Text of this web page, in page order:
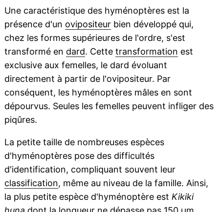
Une caractéristique des hyménoptères est la
présence d'un ovipositeurbien développé qui,
chez les formes supérieures de l'ordre, s'est
transformé en dard. Cette transformation est
exclusive aux femelles, le dard évoluant
directement à partir de l'ovipositeur. Par
conséquent, les hyménoptères mâles en sont
dépourvus. Seules les femelles peuvent infliger des
piqûres.
La petite taille de nombreuses espèces
d'hyménoptères pose des difficultés
d'identification, compliquant souvent leur
classification, même au niveau de la famille. Ainsi,
la plus petite espèce d'hyménoptère est Kikiki